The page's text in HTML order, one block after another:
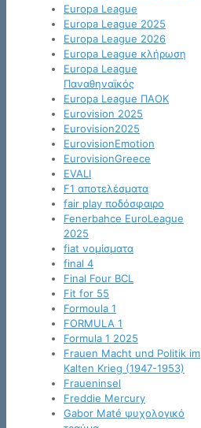
Europa League
Europa League 2025
Europa League 2026
Europa League κλήρωση
Europa League
Παναθηναϊκός
Europa League ΠΑΟΚ
Eurovision 2025
Eurovision2025
EurovisionEmotion
EurovisionGreece
EVALI
F1 αποτελέσματα
fair play ποδόσφαιρο
Fenerbahce EuroLeague
2025
fiat νομίσματα
final 4
Final Four BCL
Fit for 55
Formoula 1
FORMULA 1
Formula 1 2025
Frauen Macht und Politik im
Kalten Krieg (1947-1953)
Fraueninsel
Freddie Mercury
Gabor Maté ψυχολογικό